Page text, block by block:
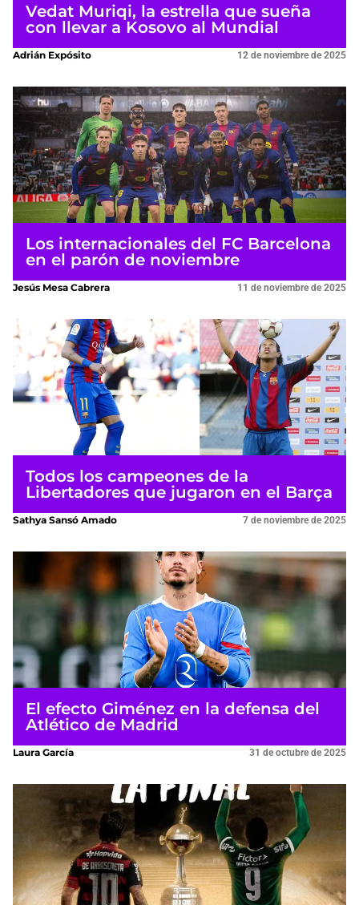
Vedat Muriqi, la estrella que sueña
con llevar a Kosovo al Mundial
Adrián Expósito 12 de noviembre de 2025
Los internacionales del FC Barcelona
en el parón de noviembre
Jesús Mesa Cabrera 11 de noviembre de 2025
Todos los campeones de la
Libertadores que jugaron en el Barça
Sathya Sansó Amado 7 de noviembre de 2025
El efecto Giménez en la defensa del
Atlético de Madrid
Laura García 31 de octubre de 2025